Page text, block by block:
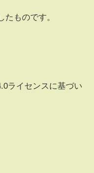
ものです。
ライセンスに基づい